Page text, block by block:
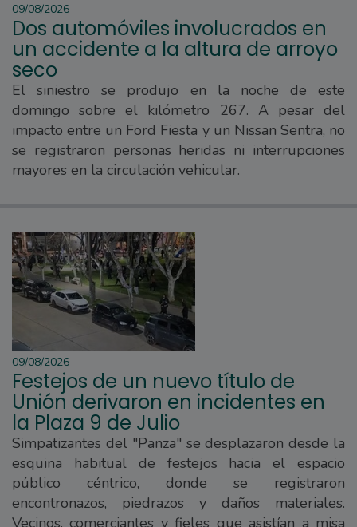
09/08/2026
Dos automóviles involucrados en
un accidente a la altura de arroyo
seco
El siniestro se produjo en la noche de este
domingo sobre el kilómetro 267. A pesar del
impacto entre un Ford Fiesta y un Nissan Sentra, no
se registraron personas heridas ni interrupciones
mayores en la circulación vehicular.
09/08/2026
Festejos de un nuevo título de
Unión derivaron en incidentes en
la Plaza 9 de Julio
Simpatizantes del "Panza" se desplazaron desde la
esquina habitual de festejos hacia el espacio
público céntrico, donde se registraron
encontronazos, piedrazos y daños materiales.
Vecinos, comerciantes y fieles que asistían a misa